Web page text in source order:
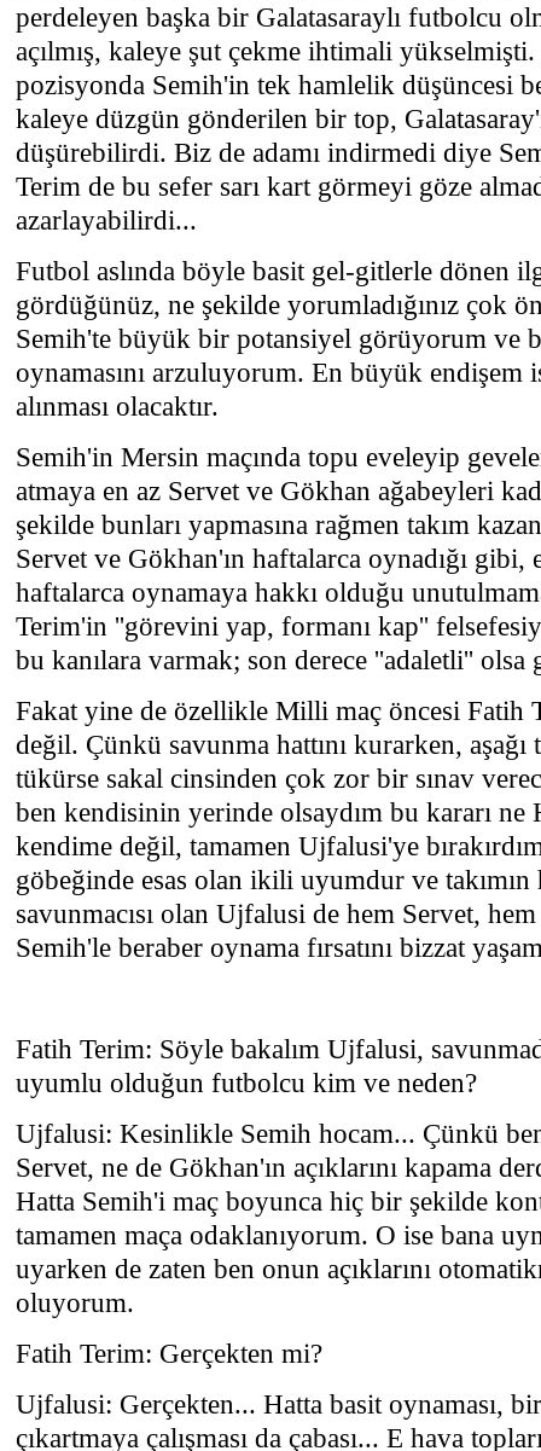
perdeleyen başka bir Galatasaraylı futbolcu
açılmış, kaleye şut çekme ihtimali
pozisyonda Semih'in tek hamlelik düşüncesi
kaleye düzgün gönderilen bir top,
düşürebilirdi. Biz de adamı indirmedi diye
Terim de bu sefer sarı kart görmeyi göze
azarlayabilirdi...
Futbol aslında böyle basit gel-gitlerle dönen
gördüğünüz, ne şekilde yorumladığınız çok
Semih'te büyük bir potansiyel görüyorum ve
oynamasını arzuluyorum. En büyük endişem
alınması olacaktır.
Semih'in Mersin maçında topu eveleyip
atmaya en az Servet ve Gökhan ağabeyleri
şekilde bunları yapmasına rağmen takım
Servet ve Gökhan'ın haftalarca oynadığı gibi,
haftalarca oynamaya hakkı olduğu
Terim'in ''görevini yap, formanı kap''
bu kanılara varmak; son derece ''adaletli'' olsa
Fakat yine de özellikle Milli maç öncesi Fatih
değil. Çünkü savunma hattını kurarken, aşağı
tükürse sakal cinsinden çok zor bir sınav
ben kendisinin yerinde olsaydım bu kararı ne
kendime değil, tamamen Ujfalusi'ye
göbeğinde esas olan ikili uyumdur ve takımın
savunmacısı olan Ujfalusi de hem Servet,
Semih'le beraber oynama fırsatını bizzat
Fatih Terim: Söyle bakalım Ujfalusi,
uyumlu olduğun futbolcu kim ve neden?
Ujfalusi: Kesinlikle Semih hocam... Çünkü
Servet, ne de Gökhan'ın açıklarını kapama
Hatta Semih'i maç boyunca hiç bir şekilde
tamamen maça odaklanıyorum. O ise bana
uyarken de zaten ben onun açıklarını
oluyorum.
Fatih Terim: Gerçekten mi?
Ujfalusi: Gerçekten... Hatta basit oynaması,
çıkartmaya çalışması da çabası... E hava